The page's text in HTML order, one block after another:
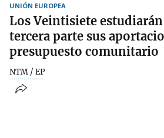
UNIÓN EUROPEA
Los Veintisiete
tercera parte sus
presupuesto comunitario
NTM / EP